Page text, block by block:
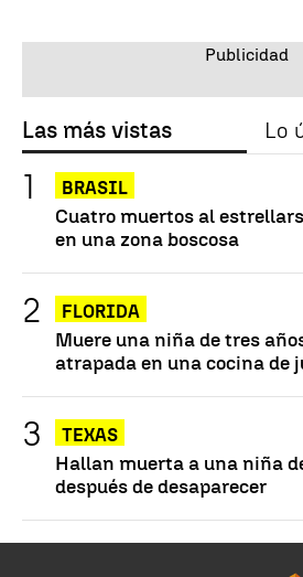
Las más vistas Lo
BRASIL
Cuatro muertos al
en una zona boscosa
FLORIDA
Muere una niña de tres
atrapada en una cocina de
TEXAS
Hallan muerta a una niña
después de desaparecer